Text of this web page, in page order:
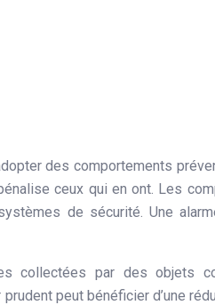
des comportements
ceux qui en ont. Les
de sécurité. Une
collectées par des objets
peut bénéficier d’une